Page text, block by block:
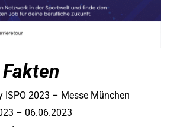
ISPO 2023 – Messe München
– 06.06.2023